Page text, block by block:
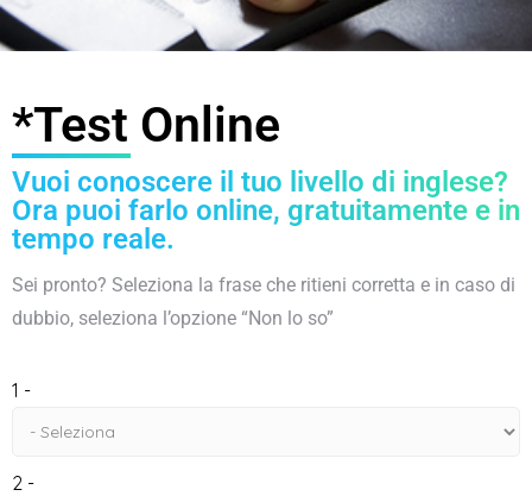
*Test Online
Vuoi conoscere il tuo livello di inglese?
Ora puoi farlo online, gratuitamente e in
tempo reale.
Sei pronto? Seleziona la frase che ritieni corretta e in caso di
dubbio, seleziona l’opzione “Non lo so”
1 -
2 -